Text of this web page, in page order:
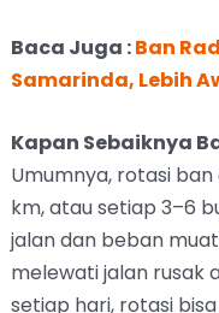
Baca Juga :Ban
Samarinda, Lebih
Kapan Sebaiknya
Umumnya, rotasi ban
km, atau setiap 3–6
jalan dan beban
melewati jalan rusak
setiap hari, rotasi